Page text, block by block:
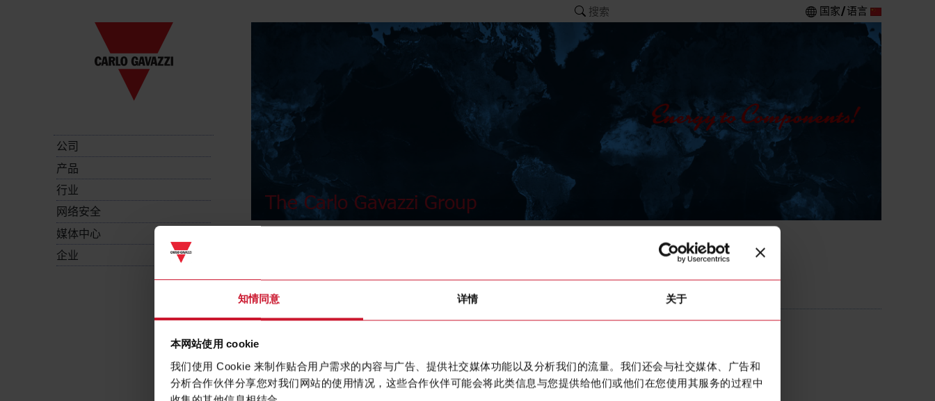
知情同意 详情 关于
本网站使用 cookie
我们使用 Cookie 来制作贴合用户需求的内容与广告、提供社交媒体功能以及分析我们的流量。我们还会与社交媒体、广告和
分析合作伙伴分享您对我们网站的使用情况，这些合作伙伴可能会将此类信息与您提供给他们或他们在您使用其服务的过程中
公司
产品
行业
网络安全
媒体中心
企业
搜索 国家/语言
The Carlo Gavazzi Group
购买
Flat safety key actuator, 22mm